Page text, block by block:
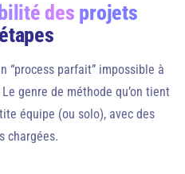
des projets
“process parfait” impossible à
genre de méthode qu’on tient
équipe (ou solo), avec des
chargées.